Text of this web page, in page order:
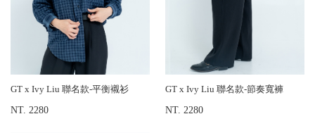
GT x Ivy Liu 聯名款-平衡襯衫
NT. 2280
GT x Ivy Liu 聯名款-節奏寬褲
NT. 2280